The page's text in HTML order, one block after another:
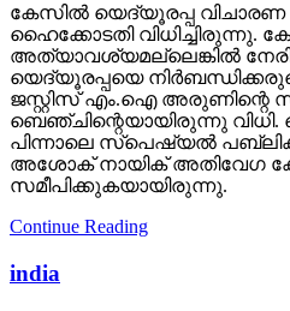
കേസില്‍ യെദ്യൂരപ്പ വിചാരണ
ഹൈക്കോടതി വിധിച്ചിരുന്നു.
അത്യാവശ്യമല്ലെങ്കില്‍
യെദ്യൂരപ്പയെ
ജസ്റ്റിസ് എം.ഐ അരുണിന്റെ
ബെഞ്ചിന്റെയായിരുന്നു വിധി.
പിന്നാലെ സ്‌പെഷ്യല്‍
അശോക് നായിക് അതിവേഗ
സമീപിക്കുകയായിരുന്നു.
Continue Reading
india